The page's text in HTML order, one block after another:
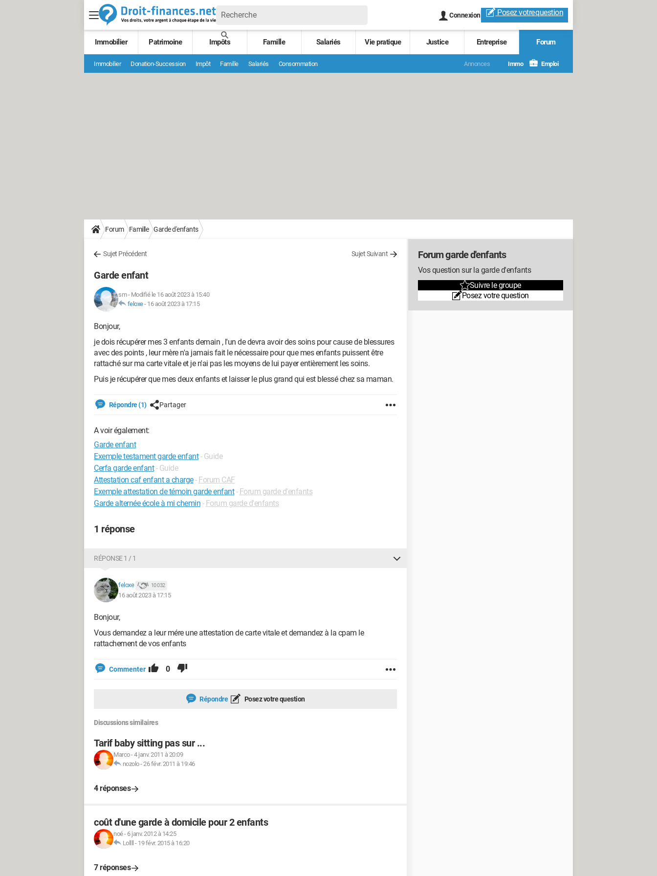
Connexion Posez votrequestion
Immobilier Patrimoine Impôts Famille Salariés Vie pratique Justice Entreprise Forum
Immobilier Donation-Succession Impôt Famille Salariés Consommation Annonces Immo Emploi
Forum Famille Garde d'enfants
Sujet Précédent Sujet Suivant
Garde enfant
sm- Modifié le 16 août 2023 à 15:40
feloxe- 16 août 2023 à 17:15
Bonjour,
je dois récupérer mes 3 enfants demain , l'un de devra avoir des soins pour cause de blessures
avec des points , leur mère n'a jamais fait le nécessaire pour que mes enfants puissent être
rattaché sur ma carte vitale et je n'ai pas les moyens de lui payer entièrement les soins.
Puis je récupérer que mes deux enfants et laisser le plus grand qui est blessé chez sa maman.
Répondre (1) Partager
A voir également:
Garde enfant
Exemple testament garde enfant - Guide
Cerfa garde enfant - Guide
Attestation caf enfant a charge- Forum CAF
Exemple attestation de témoin garde enfant - Forum garde d'enfants
Garde alternée école à mi chemin - Forum garde d'enfants
1 réponse
RÉPONSE 1 / 1
feloxe 10 032
16 août 2023 à 17:15
Bonjour,
Vous demandez a leur mére une attestation de carte vitale et demandez à la cpam le
rattachement de vos enfants
Commenter 0
Répondre Posez votre question
Discussions similaires
Tarif baby sitting pas sur ...
Marco-4 janv. 2011 à 20:09
nozolo-26 févr. 2011 à 19:46
4 réponses
coût d'une garde à domicile pour 2 enfants
noé- 6 janv. 2012 à 14:25
Lollll
- 19 févr. 2015 à 16:20
7 réponses
Forum garde d'enfants
Vos question sur la garde d'enfants
Suivre le groupe
Posez votre question